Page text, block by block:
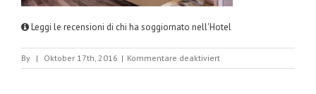
Leggi le recensioni di chi ha soggiornato nell'Hotel
By | Oktober 17th, 2016 | Kommentare deaktiviertfür
HotelDomidea.jpg